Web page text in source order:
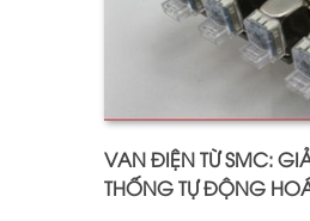
VAN ĐIỆN TỪ SMC:
THỐNG TỰ ĐỘNG